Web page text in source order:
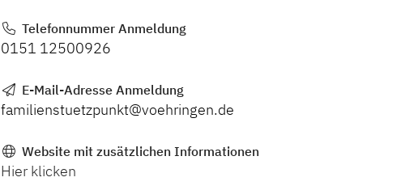
Telefonnummer Anmeldung
0151 12500926
E-Mail-Adresse Anmeldung
familienstuetzpunkt@voehringen.de
Website mit zusätzlichen Informationen
Hier klicken